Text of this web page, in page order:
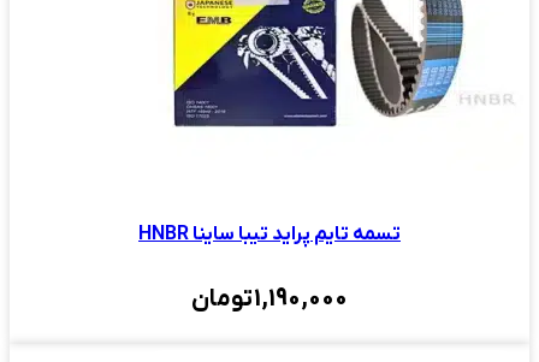
تسمه تایم پراید تیبا ساینا HNBR
1,190,000تومان